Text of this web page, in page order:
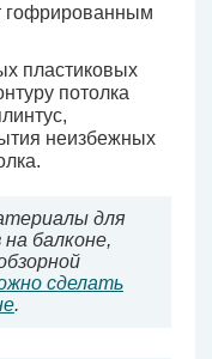
гофрированным
пластиковых
потолка
неизбежных
для
балконе,
сделать
.